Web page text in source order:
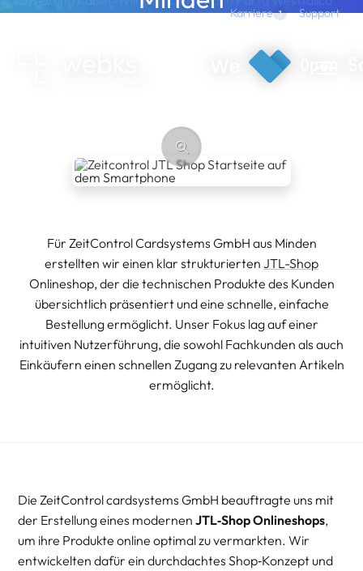
Direkt zum Inhalt Karriere 1 Support
webks: websolutions kept simple
Für ZeitControl Cardsystems GmbH aus Minden
erstellten wir einen klar strukturierten JTL-Shop
Onlineshop, der die technischen Produkte des Kunden
übersichtlich präsentiert und eine schnelle, einfache
Bestellung ermöglicht. Unser Fokus lag auf einer
intuitiven Nutzerführung, die sowohl Fachkunden als auch
Einkäufern einen schnellen Zugang zu relevanten Artikeln
ermöglicht.
Die ZeitControl cardsystems GmbH beauftragte uns mit
der Erstellung eines modernenJTL‑Shop Onlineshops,
um ihre Produkte online optimal zu vermarkten. Wir
entwickelten dafür ein durchdachtes Shop‑Konzept und